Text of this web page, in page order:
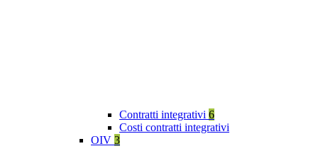
Contratti integrativi 6
Costi contratti integrativi
OIV 3